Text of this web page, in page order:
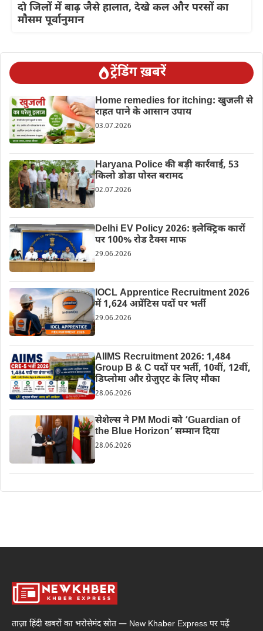
दो जिलों में बाढ़ जैसे हालात, देखे कल और परसों का
मौसम पूर्वानुमान
ट्रेंडिंग ख़बरें
Home remedies for itching: खुजली से
राहत पाने के आसान उपाय
03.07.2026
Haryana Police की बड़ी कार्रवाई, 53
किलो डोडा पोस्त बरामद
02.07.2026
Delhi EV Policy 2026: इलेक्ट्रिक कारों
पर 100% रोड टैक्स माफ
29.06.2026
IOCL Apprentice Recruitment 2026
में 1,624 अप्रेंटिस पदों पर भर्ती
29.06.2026
AIIMS Recruitment 2026: 1,484
Group B & C पदों पर भर्ती, 10वीं, 12वीं,
डिप्लोमा और ग्रेजुएट के लिए मौका
28.06.2026
सेशेल्स ने PM Modi को ‘Guardian of
the Blue Horizon’ सम्मान दिया
28.06.2026
ताज़ा हिंदी खबरों का भरोसेमंद स्रोत — New Khaber Express पर पढ़ें